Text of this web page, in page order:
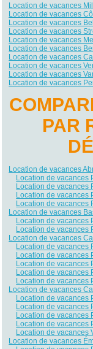
Location de vacances
Location de vacances
Location de vacances
Location de vacances
Location de vacances
Location de vacances
Location de vacances
Location de vacances
Location de vacances
Location de vacances
PAR
Location de vacances
Location de vacances
Location de vacances
Location de vacances
Location de vacances
Location de vacances
Location de vacances
Location de vacances
Location de vacances
Location de vacances
Location de vacances
Location de vacances
Location de vacances
Location de vacances
Location de vacances
Location de vacances
Location de vacances
Location de vacances
Location de vacances
Location de vacances
Location de vacances